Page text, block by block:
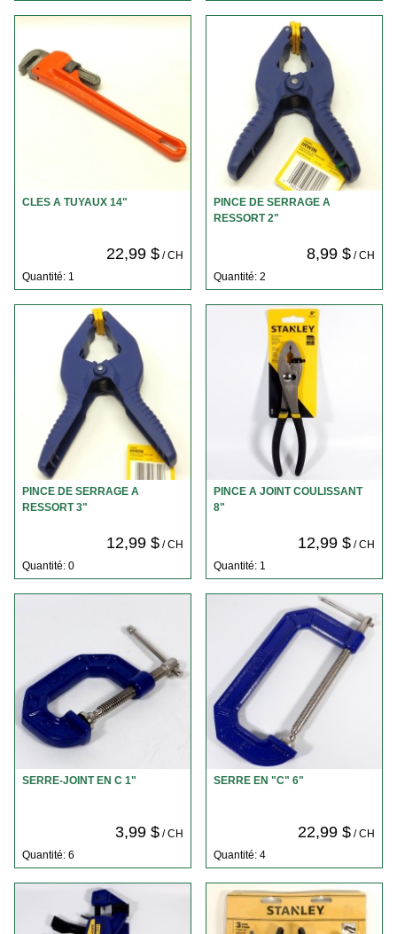
CLES A TUYAUX 14"
22,99 $/ CH
Quantité: 1
PINCE DE SERRAGE A
RESSORT 2"
8,99 $/ CH
Quantité: 2
PINCE DE SERRAGE A
RESSORT 3"
12,99 $/ CH
Quantité: 0
PINCE A JOINT COULISSANT
8"
12,99 $/ CH
Quantité: 1
SERRE-JOINT EN C 1"
3,99 $/ CH
Quantité: 6
SERRE EN "C" 6"
22,99 $/ CH
Quantité: 4